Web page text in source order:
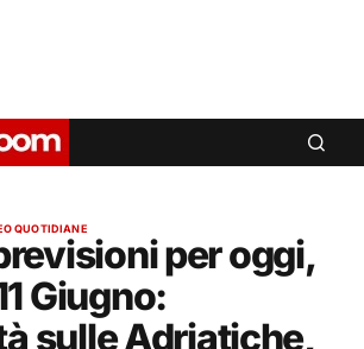
QUOTIDIANE
per oggi,
Giugno:
sulle Adriatiche,